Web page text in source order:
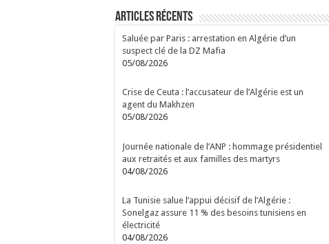
Articles Récents
Saluée par Paris : arrestation en Algérie d’un
suspect clé de la DZ Mafia
05/08/2026
Crise de Ceuta : l’accusateur de l’Algérie est un
agent du Makhzen
05/08/2026
Journée nationale de l’ANP : hommage présidentiel
aux retraités et aux familles des martyrs
04/08/2026
La Tunisie salue l’appui décisif de l’Algérie :
Sonelgaz assure 11 % des besoins tunisiens en
électricité
04/08/2026